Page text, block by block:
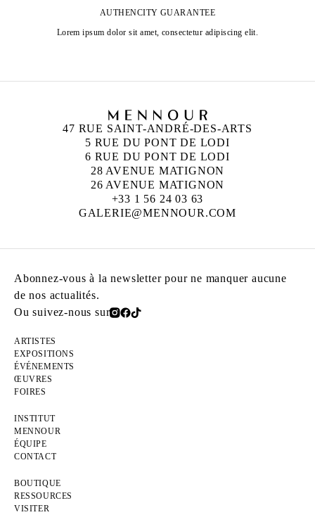
AUTHENCITY GUARANTEE
Lorem ipsum dolor sit amet, consectetur adipiscing elit.
47 RUE SAINT-ANDRÉ-DES-ARTS
5 RUE DU PONT DE LODI
6 RUE DU PONT DE LODI
28 AVENUE MATIGNON
26 AVENUE MATIGNON
+33 1 56 24 03 63
GALERIE@MENNOUR.COM
Abonnez-vous à la newsletter pour ne manquer aucune
de nos actualités.
Ou suivez-nous sur
ARTISTES
EXPOSITIONS
ÉVÉNEMENTS
ŒUVRES
FOIRES
INSTITUT
MENNOUR
ÉQUIPE
CONTACT
BOUTIQUE
RESSOURCES
VISITER